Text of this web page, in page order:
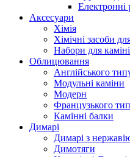
Електронні
Аксесуари
Хімія
Хімічні засоби
Набори для
Облицювання
Англійського
Модульні каміни
Модерн
Французького
Камінні балки
Димарі
Димарі з
Димотяги